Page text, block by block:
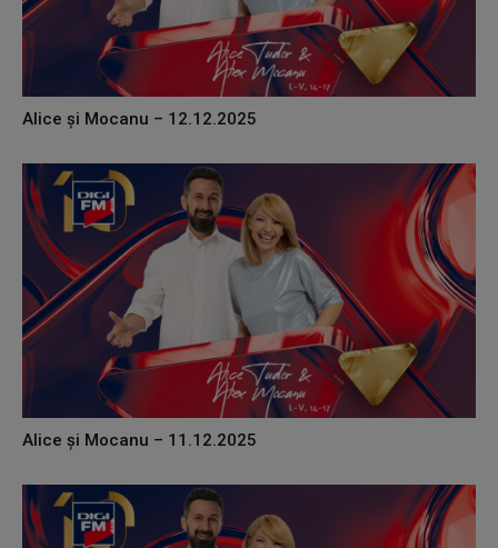
Alice și Mocanu – 12.12.2025
Alice și Mocanu – 11.12.2025